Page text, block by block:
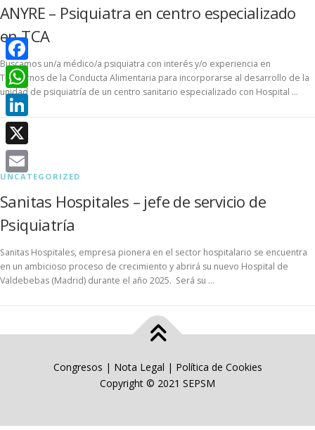
Inicio sesión
ANYRE – Psiquiatra en centro especializado
en TCA
Buscamos un/a médico/a psiquiatra con interés y/o experiencia en
Trastornos de la Conducta Alimentaria para incorporarse al desarrollo de la
unidad de psiquiatría de un centro sanitario especializado con Hospital …
UNCATEGORIZED
Sanitas Hospitales – jefe de servicio de
Psiquiatría
Sanitas Hospitales, empresa pionera en el sector hospitalario se encuentra
en un ambicioso proceso de crecimiento y abrirá su nuevo Hospital de
Valdebebas (Madrid) durante el año 2025. Será su …
Congresos | Nota Legal | Política de Cookies
Copyright © 2021 SEPSM
Facebook
WhatsApp
LinkedIn
X
Email